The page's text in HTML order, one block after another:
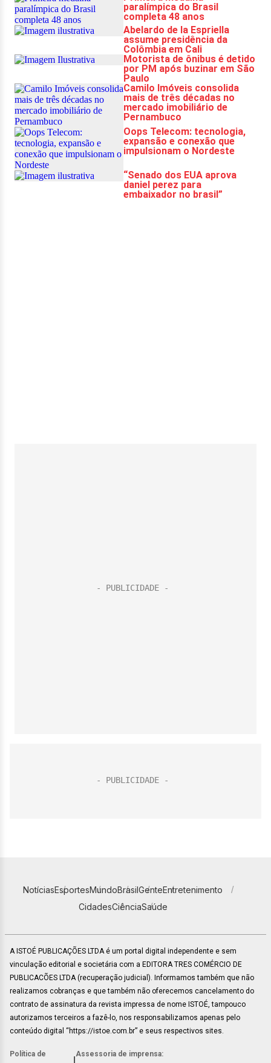
NotíciasEsportesMundoBrasilGenteEntretenimento
CidadesCiênciaSaúde
A ISTOÉ PUBLICAÇÕES LTDA é um portal digital independente e sem
vinculação editorial e societária com a EDITORA TRES COMÉRCIO DE
PUBLICACÕES LTDA (recuperação judicial). Informamos também que não
realizamos cobranças e que também não oferecemos cancelamento do
contrato de assinatura da revista impressa de nome ISTOÉ, tampouco
autorizamos terceiros a fazê-lo, nos responsabilizamos apenas pelo
conteúdo digital “https://istoe.com.br” e seus respectivos sites.
Política de Assessoria de imprensa: